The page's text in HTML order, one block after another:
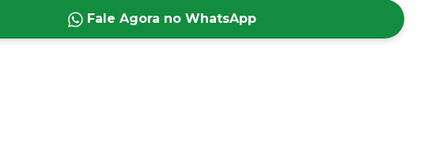
Fale Agora no WhatsApp